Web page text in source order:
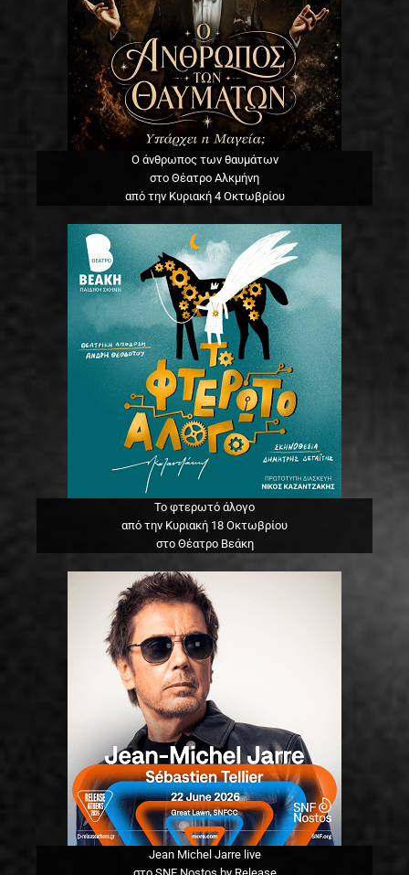
Ο άνθρωπος των θαυμάτων
στο Θέατρο Αλκμήνη
από την Κυριακή 4 Οκτωβρίου
Το φτερωτό άλογο
από την Κυριακή 18 Οκτωβρίου
στο Θέατρο Βεάκη
Jean Michel Jarre live